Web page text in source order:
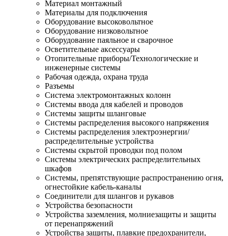
Материал монтажный
Материалы для подключения
Оборудование высоковольтное
Оборудование низковольтное
Оборудование паяльное и сварочное
Осветительные аксессуары
Отопительные приборы/Технологические и
инженерные системы
Рабочая одежда, охрана труда
Разъемы
Система электромонтажных колонн
Системы ввода для кабелей и проводов
Системы защиты шланговые
Системы распределения высокого напряжения
Системы распределения электроэнергии/
распределительные устройства
Системы скрытой проводки под полом
Системы электрических распределительных
шкафов
Системы, препятствующие распространению огня,
огнестойкие кабель-каналы
Соединители для шлангов и рукавов
Устройства безопасности
Устройства заземления, молниезащиты и защиты
от перенапряжений
Устройства защиты, плавкие предохранители,